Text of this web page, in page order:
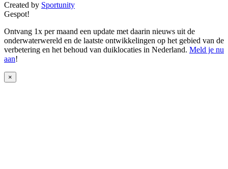
Created by Sportunity
Gespot!
Ontvang 1x per maand een update met daarin nieuws uit de
onderwaterwereld en de laatste ontwikkelingen op het gebied van de
verbetering en het behoud van duiklocaties in Nederland. Meld je nu
aan!
×